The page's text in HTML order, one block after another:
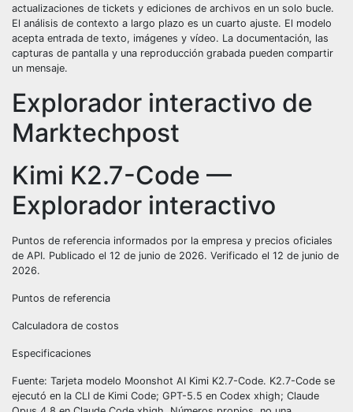
actualizaciones de tickets y ediciones de archivos en un solo bucle.
El análisis de contexto a largo plazo es un cuarto ajuste. El modelo
acepta entrada de texto, imágenes y vídeo. La documentación, las
capturas de pantalla y una reproducción grabada pueden compartir
un mensaje.
Explorador interactivo de
Marktechpost
Kimi K2.7-Code —
Explorador interactivo
Puntos de referencia informados por la empresa y precios oficiales
de API. Publicado el 12 de junio de 2026. Verificado el 12 de junio de
2026.
Puntos de referencia
Calculadora de costos
Especificaciones
Fuente: Tarjeta modelo Moonshot AI Kimi K2.7-Code. K2.7-Code se
ejecutó en la CLI de Kimi Code; GPT-5.5 en Codex xhigh; Claude